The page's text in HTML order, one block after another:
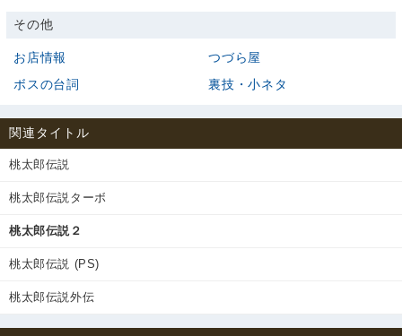
その他
お店情報
つづら屋
ボスの台詞
裏技・小ネタ
関連タイトル
桃太郎伝説
桃太郎伝説ターボ
桃太郎伝説２
桃太郎伝説 (PS)
桃太郎伝説外伝